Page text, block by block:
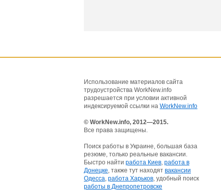
Использование материалов сайта
трудоустройства WorkNew.info
разрешается при условии активной
индексируемой ссылки на WorkNew.info
© WorkNew.info, 2012—2015.
Все права защищены.
Поиск работы в Украине, большая база
резюме, только реальные вакансии.
Быстро найти работа Киев, работа в
Донецке, также тут находят вакансии
Одесса, работа Харьков, удобный поиск
работы в Днепропетровске